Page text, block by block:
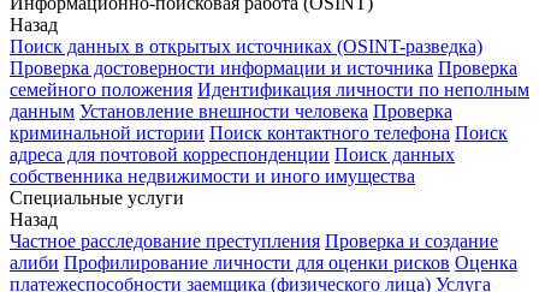
Назад
Поиск данных в открытых источниках (OSINT-разведка)
Проверка достоверности информации и источника Проверка
семейного положения Идентификация личности по неполным
данным Установление внешности человека Проверка
криминальной истории Поиск контактного телефона Поиск
адреса для почтовой корреспонденции Поиск данных
собственника недвижимости и иного имущества
Специальные услуги
Назад
Частное расследование преступления Проверка и создание
алиби Профилирование личности для оценки рисков Оценка
платежеспособности заемщика (физического лица) Услуга